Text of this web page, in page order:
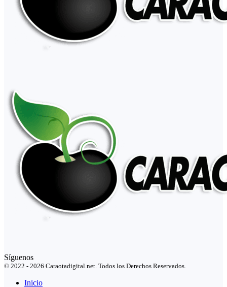
Síguenos
© 2022 - 2026 Caraotadigital.net. Todos los Derechos Reservados.
Inicio